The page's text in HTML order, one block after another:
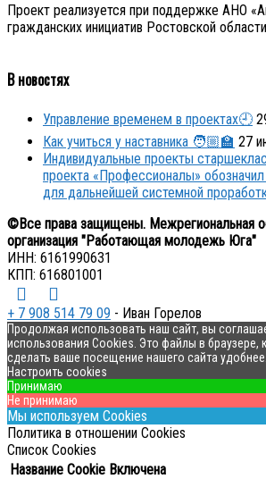
Проект реализуется при поддержке АНО
гражданских инициатив Ростовской
В новостях
Управление временем в проектах🕘
Как учиться у наставника 🧑🏼‍🏫 27
Индивидуальные проекты
проекта «Профессионалы»
для дальнейшей системной
©Все права защищены. Межрегиональная
организация "Работающая молодежь Юга"
ИНН: 6161990631
КПП: 616801001
+ 7 908 514 79 09 - Иван Горелов
Продолжая использовать наш сайт, вы
использования Cookies. Это файлы в
сделать ваше посещение нашего сайта удобнее.
Настроить cookies
Принимаю
Не принимаю
Мы используем Cookies
Политика в отношении Cookies
Список Cookies
Название Cookie Включена